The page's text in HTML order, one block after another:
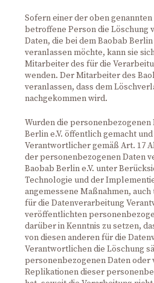
Sofern einer der oben
betroffene Person die Löschung
Daten, die bei dem Baobab
veranlassen möchte, kann sie
Mitarbeiter des für die
wenden. Der Mitarbeiter des
veranlassen, dass dem
nachgekommen wird.
Wurden die personenbezogenen
Berlin e.V. öffentlich gemacht
Verantwortlicher gemäß Art. 17
der personenbezogenen Daten
Baobab Berlin e.V. unter
Technologie und der
angemessene Maßnahmen,
für die Datenverarbeitung
veröffentlichten
darüber in Kenntnis zu setzen,
von diesen anderen für die
Verantwortlichen die Löschung
personenbezogenen Daten oder
Replikationen dieser